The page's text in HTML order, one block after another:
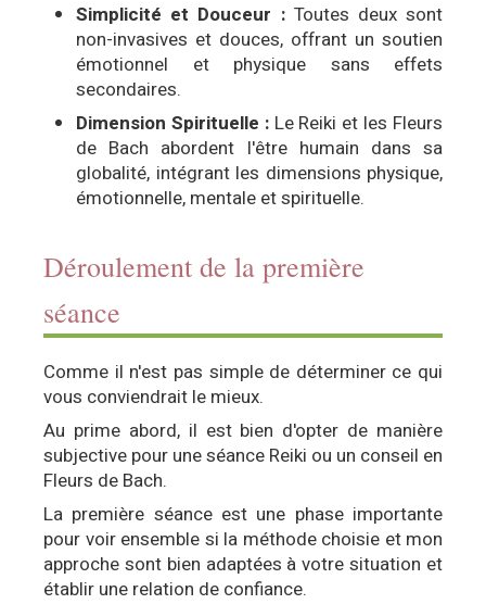
Simplicité et Douceur :Toutes deux sont
non-invasives et douces, offrant un soutien
émotionnel et physique sans effets
secondaires.
Dimension Spirituelle :Le Reiki et les Fleurs
de Bach abordent l'être humain dans sa
globalité, intégrant les dimensions physique,
émotionnelle, mentale et spirituelle.
Déroulement de la première
séance
Comme il n'est pas simple de déterminer ce qui
vous conviendrait le mieux.
Au prime abord, il est bien d'opter de manière
subjective pour une séance Reiki ou un conseil en
Fleurs de Bach.
La première séance est une phase importante
pour voir ensemble si la méthode choisie et mon
approche sont bien adaptées à votre situation et
établir une relation de confiance.